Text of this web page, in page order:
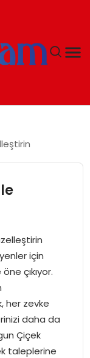
için
çıkıyor.
her zevke
daha da
Çiçek
taleplerine